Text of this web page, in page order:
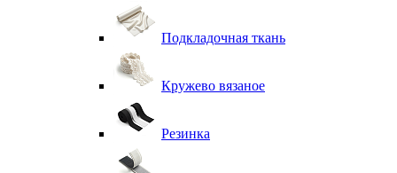
Подкладочная ткань
Кружево вязаное
Резинка